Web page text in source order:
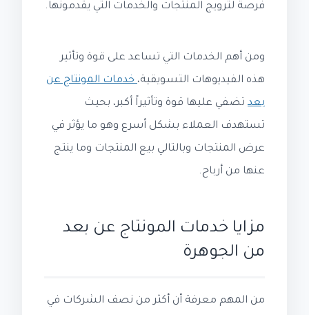
فرصة لترويج المنتجات والخدمات التي يقدمونها.
ومن أهم الخدمات التي تساعد على قوة وتأثير
هذه الفيديوهات التسويقية، خدمات المونتاج عن
بعد تضفي عليها قوة وتأثيراً أكبر، بحيث
تستهدف العملاء بشكل أسرع وهو ما يؤثر في
عرض المنتجات وبالتالي بيع المنتجات وما ينتج
عنها من أرباح.
مزايا خدمات المونتاج عن بعد
من الجوهرة
من المهم معرفة أن أكثر من نصف الشركات في